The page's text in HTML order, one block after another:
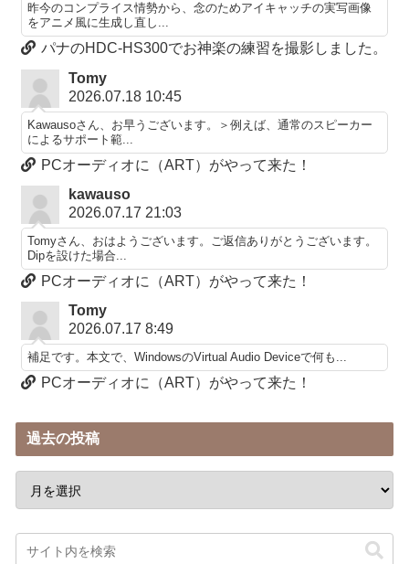
昨今のコンプライス情勢から、念のためアイキャッチの実写画像
をアニメ風に生成し直し...
パナのHDC-HS300でお神楽の練習を撮影しました。
Tomy
2026.07.18 10:45
Kawausoさん、お早うございます。＞例えば、通常のスピーカー
によるサポート範...
PCオーディオに（ART）がやって来た！
kawauso
2026.07.17 21:03
Tomyさん、おはようございます。ご返信ありがとうございます。
Dipを設けた場合...
PCオーディオに（ART）がやって来た！
Tomy
2026.07.17 8:49
補足です。本文で、WindowsのVirtual Audio Deviceで何も...
PCオーディオに（ART）がやって来た！
過去の投稿